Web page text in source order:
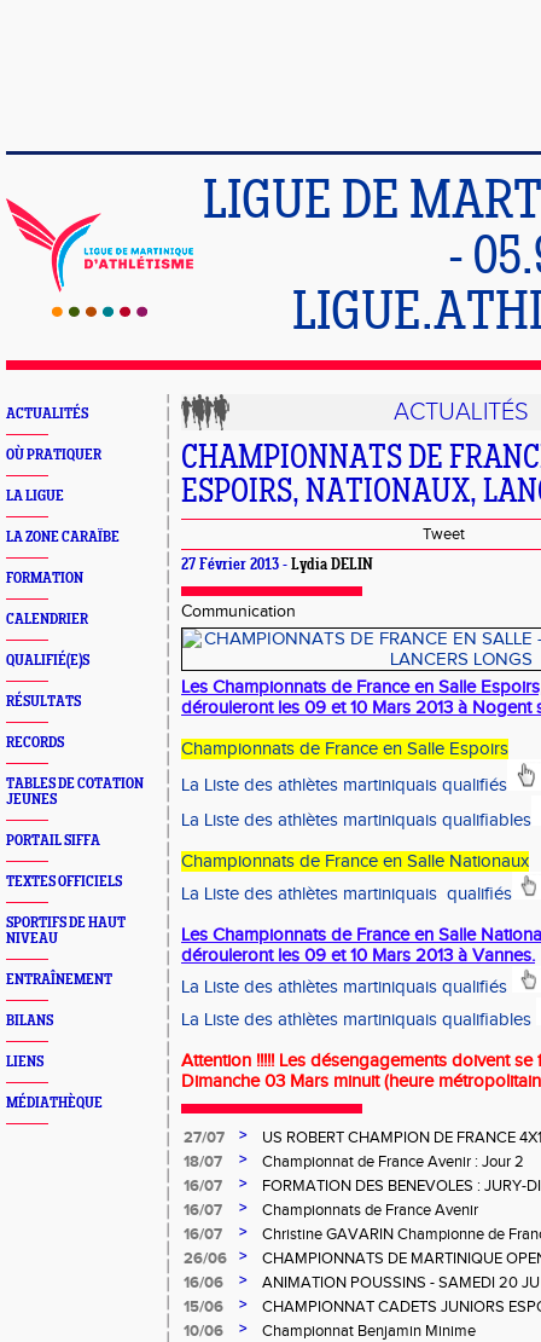
LIGUE DE
-
ACTUALITÉS
OÙ PRATIQUER
LA LIGUE
LA ZONE CARAÏBE
FORMATION
CALENDRIER
QUALIFIÉ(E)S
RÉSULTATS
RECORDS
TABLES DE COTATION
JEUNES
PORTAIL SIFFA
TEXTES OFFICIELS
SPORTIFS DE HAUT
NIVEAU
ENTRAÎNEMENT
BILANS
LIENS
MÉDIATHÈQUE
ACTUALITÉS
CHAMPIONNATS DE
ESPOIRS, NATIONAUX,
Tweet
27 Février 2013 - Lydia DELIN
Communication
Les Championnats de France en Salle
dérouleront les 09 et 10 Mars 2013 à Nogent
Championnats de France en Salle Espoirs
La Liste des athlètes martiniquais qualifiés
La Liste des athlètes martiniquais qualifiables
Championnats de France en Salle Nationaux
La Liste des athlètes martiniquais qualifiés
Les Championnats de France en Salle
dérouleront les 09 et 10 Mars 2013 à Vannes.
La Liste des athlètes martiniquais qualifiés
La Liste des athlètes martiniquais qualifiables
Attention !!!!! Les désengagements doivent se
Dimanche 03 Mars minuit (heure
27/07 >
US ROBERT CHAMPION DE FRANCE
18/07
>
Championnat de France Avenir : Jour 2
16/07
>
FORMATION DES BENEVOLES : JURY-
16/07
>
Championnats de France Avenir
16/07
>
Christine GAVARIN Championne de
26/06
>
CHAMPIONNATS DE MARTINIQUE
16/06
>
ANIMATION POUSSINS - SAMEDI 20
15/06
>
CHAMPIONNAT CADETS JUNIORS
10/06
>
Championnat Benjamin Minime